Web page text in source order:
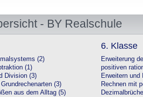
- BY Realschule
(2)
(1)
Division (3)
(3)
aus dem Alltag (5)
6. Klasse
Erweiterung
positiven
Erweitern und
Rechnen mit